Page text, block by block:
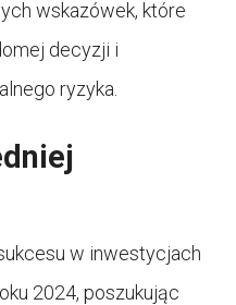
wskazówek, które
decyzji i
ryzyka.
w inwestycjach
2024, poszukując